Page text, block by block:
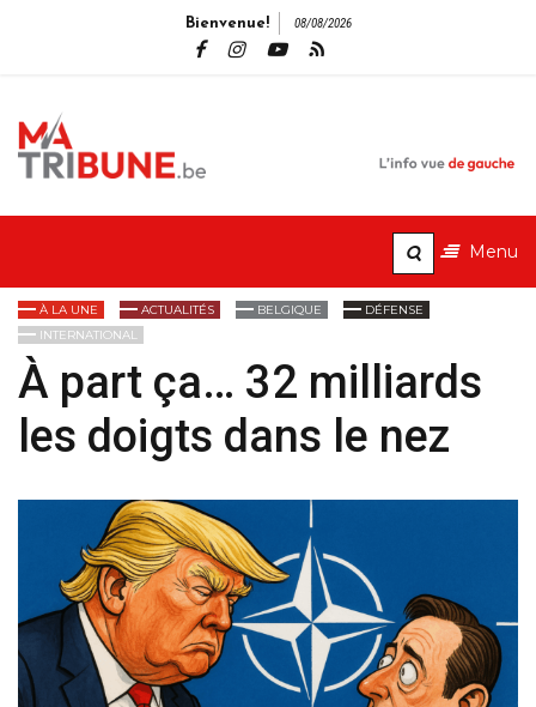
Bienvenue! 08/08/2026
Menu
À LA UNE ACTUALITÉS BELGIQUE
DÉFENSE
INTERNATIONAL
À part ça… 32 milliards
les doigts dans le nez